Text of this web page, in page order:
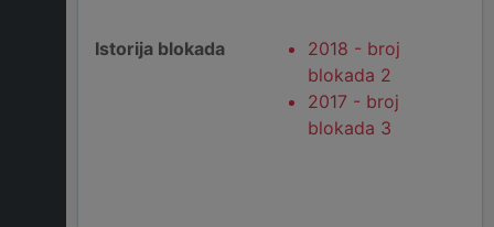
Istorija blokada
2018 - broj
blokada 2
2017 - broj
blokada 3